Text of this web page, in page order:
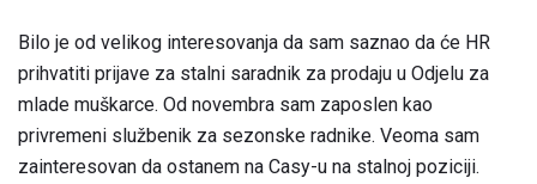
Bilo je od velikog interesovanja da sam saznao da će HR
prihvatiti prijave za stalni saradnik za prodaju u Odjelu za
mlade muškarce. Od novembra sam zaposlen kao
privremeni službenik za sezonske radnike. Veoma sam
zainteresovan da ostanem na Casy-u na stalnoj poziciji.